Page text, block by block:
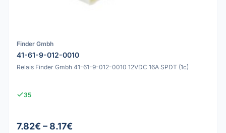
Finder Gmbh
41-61-9-012-0010
Relais Finder Gmbh 41-61-9-012-0010 12VDC 16A SPDT (1c)
35
7.82€ – 8.17€